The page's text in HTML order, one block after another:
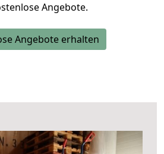
Angebote.
Angebote erhalten